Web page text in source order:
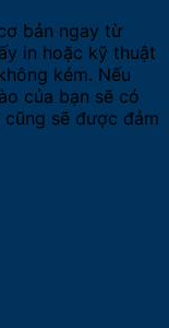
bản ngay từ
in hoặc kỹ thuật
kém. Nếu
của bạn sẽ có
sẽ được đảm